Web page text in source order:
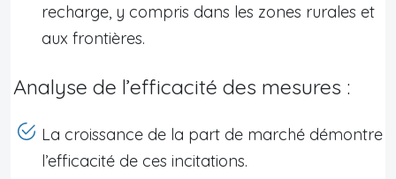
recharge, y compris dans les zones rurales et
aux frontières.
Analyse de l’efficacité des mesures :
La croissance de la part de marché démontre
l’efficacité de ces incitations.